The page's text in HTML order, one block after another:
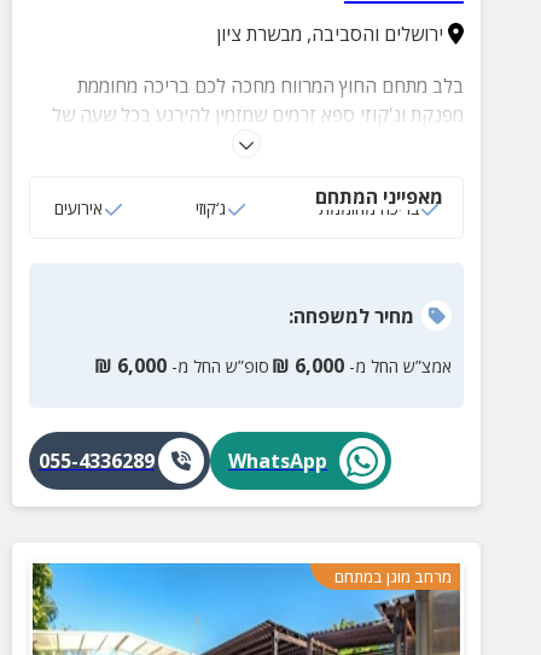
ירושלים והסביבה, מבשרת ציון
בלב מתחם החוץ המרווח מחכה לכם בריכה מחוממת
מפנקת וג'קוזי ספא זרמים שמזמין להירגע בכל שעה של
היום. סביבם פינות ישיבה מעוצבות, מטבח חוץ ומנגל
הבריכה המחוממת הופכת את המקום לאטרקטיבי גם
מאפייני המתחם
בריכה מחוממת ג‘קוזי אירועים
מחירלמשפחה:
אמצ”ש החל מ- 6,000
₪ סופ”ש החל מ- 6,000
₪
WhatsApp
055-4336289
מרחב מוגן במתחם